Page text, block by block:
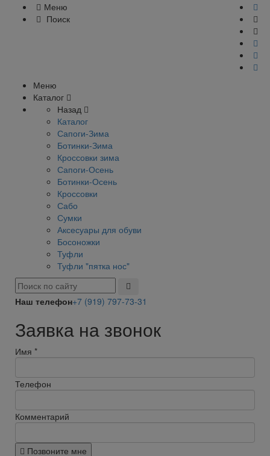
Меню
Поиск
Меню
Каталог
Назад
Каталог
Сапоги-Зима
Ботинки-Зима
Кроссовки зима
Сапоги-Осень
Ботинки-Осень
Кроссовки
Сабо
Сумки
Аксесуары для обуви
Босоножки
Туфли
Туфли "пятка нос"
Наш телефон+7 (919) 797-73-31
Заявка на звонок
Имя *
Телефон
Комментарий
Позвоните мне